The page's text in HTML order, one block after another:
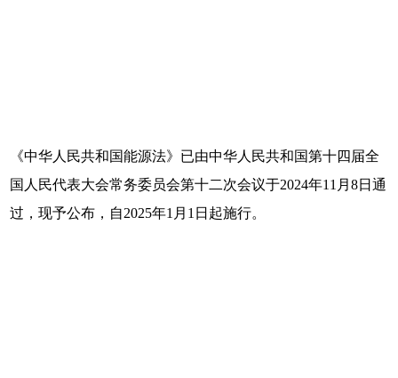
《中华人民共和国能源法》已由中华人民共和国第十四届全
国人民代表大会常务委员会第十二次会议于2024年11月8日通
过，现予公布，自2025年1月1日起施行。